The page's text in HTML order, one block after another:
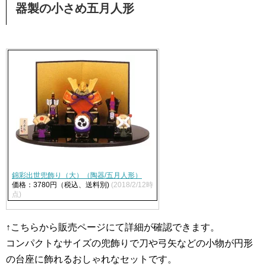
器製の小さめ五月人形
錦彩出世兜飾り（大）（陶器/五月人形）
価格：3780円（税込、送料別) (2018/2/12時
点)
↑こちらから販売ページにて詳細が確認できます。
コンパクトなサイズの兜飾りで刀や弓矢などの小物が円形
の台座に飾れるおしゃれなセットです。